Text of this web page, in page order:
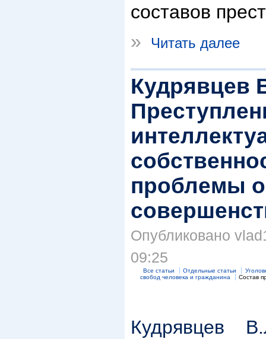
составов
»
Читать далее
Кудрявцев
проблемы
Опубликовано
09:25
Все статьи Отдельные статьи
свобод человека и гражданина
Состав
Кудрявцев